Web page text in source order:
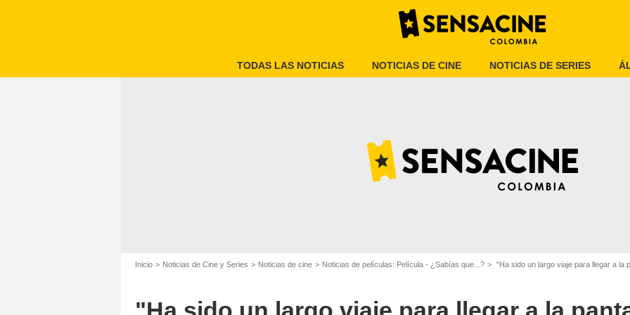
TODAS LAS NOTICIAS NOTICIAS DE CINE NOTICIAS DE SERIES
Inicio Noticias de Cine y Series Noticias de cine Noticias de películas: Película - ¿Sabías que...? "Ha sido un largo viaje para llegar a la pantalla